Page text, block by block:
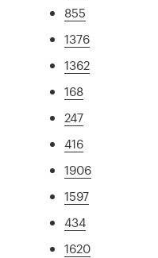
855
1376
1362
168
247
416
1906
1597
434
1620